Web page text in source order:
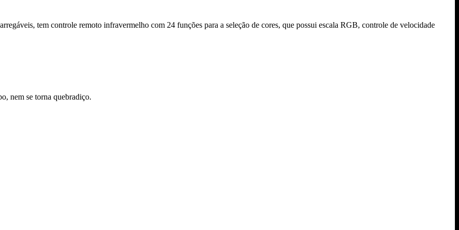
tem controle remoto infravermelho com 24 funções para a seleção de cores, que possui escala RGB, controle de velocidade
nem se torna quebradiço.